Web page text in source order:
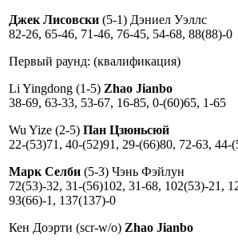
Джек Лисовски (5-1) Дэниел Уэллс
82-26, 65-46, 71-46, 76-45, 54-68, 88(88)-0
Первый раунд: (квалификация)
Li Yingdong (1-5) Zhao Jianbo
38-69, 63-33, 53-67, 16-85, 0-(60)65, 1-65
Wu Yize (2-5) Пан Цзюньсюй
22-(53)71, 40-(52)91, 29-(66)80, 72-63, 44-
Марк Селби (5-3) Чэнь Фэйлун
72(53)-32, 31-(56)102, 31-68, 102(53)-21,
93(66)-1, 137(137)-0
Кен Доэрти (scr-w/o) Zhao Jianbo